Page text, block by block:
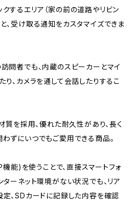
するエリア（家の前の道路やリビン
、受け取る通知をカスタマイズできま
問者でも、内蔵のスピーカーとマイ
り、カメラを通して会話したりするこ
を採用、優れた耐久性があり、長く
ずにいつでもご愛用できる商品。
機能)を使うことで、直接スマートフォ
ターネット環境がない状況でも、リア
、SDカードに記録した内容を確認